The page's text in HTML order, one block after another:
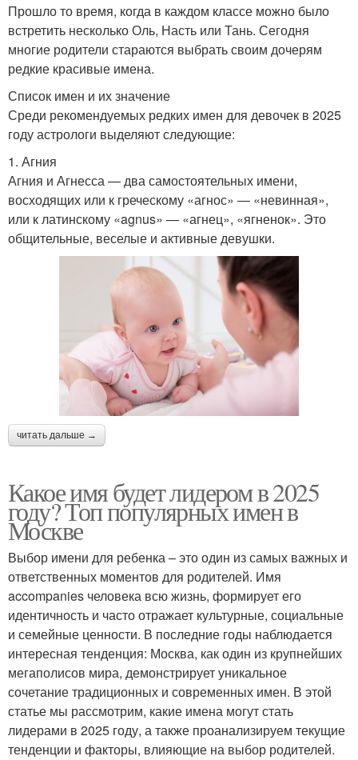
Прошло то время, когда в каждом классе можно было
встретить несколько Оль, Насть или Тань. Сегодня
многие родители стараются выбрать своим дочерям
редкие красивые имена.
Список имен и их значение
Среди рекомендуемых редких имен для девочек в 2025
году астрологи выделяют следующие:
1. Агния
Агния и Агнесса — два самостоятельных имени,
восходящих или к греческому «агнос» — «невинная»,
или к латинскому «agnus» — «агнец», «ягненок». Это
общительные, веселые и активные девушки.
читать дальше →
Какое имя будет лидером в 2025
году? Топ популярных имен в
Москве
Выбор имени для ребенка – это один из самых важных и
ответственных моментов для родителей. Имя
accompanies человека всю жизнь, формирует его
идентичность и часто отражает культурные, социальные
и семейные ценности. В последние годы наблюдается
интересная тенденция: Москва, как один из крупнейших
мегаполисов мира, демонстрирует уникальное
сочетание традиционных и современных имен. В этой
статье мы рассмотрим, какие имена могут стать
лидерами в 2025 году, а также проанализируем текущие
тенденции и факторы, влияющие на выбор родителей.